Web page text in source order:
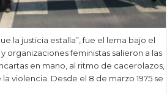
la justicia estalla”, fue el lema bajo el
organizaciones feministas salieron a las
en mano, al ritmo de cacerolazos,
violencia. Desde el 8 de marzo 1975 se